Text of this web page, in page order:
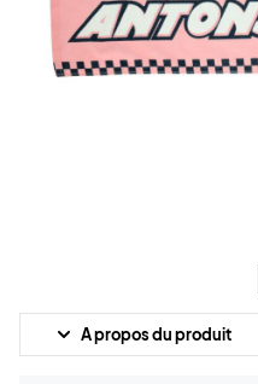
A propos du produit